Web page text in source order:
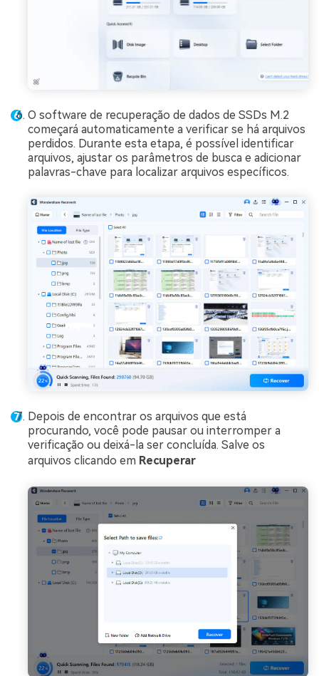
O software de recuperação de dados de SSDs M.2
começará automaticamente a verificar se há arquivos
perdidos. Durante esta etapa, é possível identificar
arquivos, ajustar os parâmetros de busca e adicionar
palavras-chave para localizar arquivos específicos.
Depois de encontrar os arquivos que está
procurando, você pode pausar ou interromper a
verificação ou deixá-la ser concluída. Salve os
arquivos clicando em Recuperar